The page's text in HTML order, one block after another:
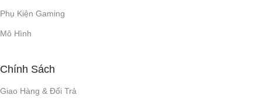
Phụ Kiện Gaming
Mô Hình
Chính Sách
Giao Hàng & Đổi Trả